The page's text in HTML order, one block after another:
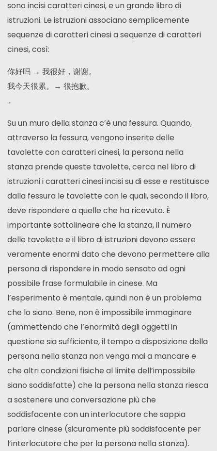
sono incisi caratteri cinesi, e un grande libro di
istruzioni. Le istruzioni associano semplicemente
sequenze di caratteri cinesi a sequenze di caratteri
cinesi, così:
你好吗 → 我很好，谢谢。
我今天很累。→ 很抱歉。
…
Su un muro della stanza c’è una fessura. Quando,
attraverso la fessura, vengono inserite delle
tavolette con caratteri cinesi, la persona nella
stanza prende queste tavolette, cerca nel libro di
istruzioni i caratteri cinesi incisi su di esse e restituisce
dalla fessura le tavolette con le quali, secondo il libro,
deve rispondere a quelle che ha ricevuto. È
importante sottolineare che la stanza, il numero
delle tavolette e il libro di istruzioni devono essere
veramente enormi dato che devono permettere alla
persona di rispondere in modo sensato ad ogni
possibile frase formulabile in cinese. Ma
l’esperimento è mentale, quindi non è un problema
che lo siano. Bene, non è impossibile immaginare
(ammettendo che l’enormità degli oggetti in
questione sia sufficiente, il tempo a disposizione della
persona nella stanza non venga mai a mancare e
che altri condizioni fisiche al limite dell’impossibile
siano soddisfatte) che la persona nella stanza riesca
a sostenere una conversazione più che
soddisfacente con un interlocutore che sappia
parlare cinese (sicuramente più soddisfacente per
l’interlocutore che per la persona nella stanza).